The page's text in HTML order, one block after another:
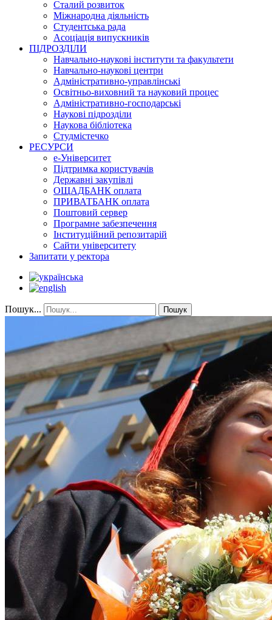
Сталий розвиток
Міжнародна діяльність
Студентська рада
Асоціація випускників
ПІДРОЗДІЛИ
Навчально-наукові інститути та факультети
Навчально-наукові центри
Адміністративно-управлінські
Освітньо-виховний та науковий процес
Адміністративно-господарські
Наукові підрозділи
Наукова бібліотека
Студмістечко
РЕСУРСИ
е-Університет
Підтримка користувачів
Державні закупівлі
ОЩАДБАНК оплата
ПРИВАТБАНК оплата
Поштовий сервер
Програмне забезпечення
Інституційний репозитарій
Сайти університету
Запитати у ректора
Пошук... Пошук